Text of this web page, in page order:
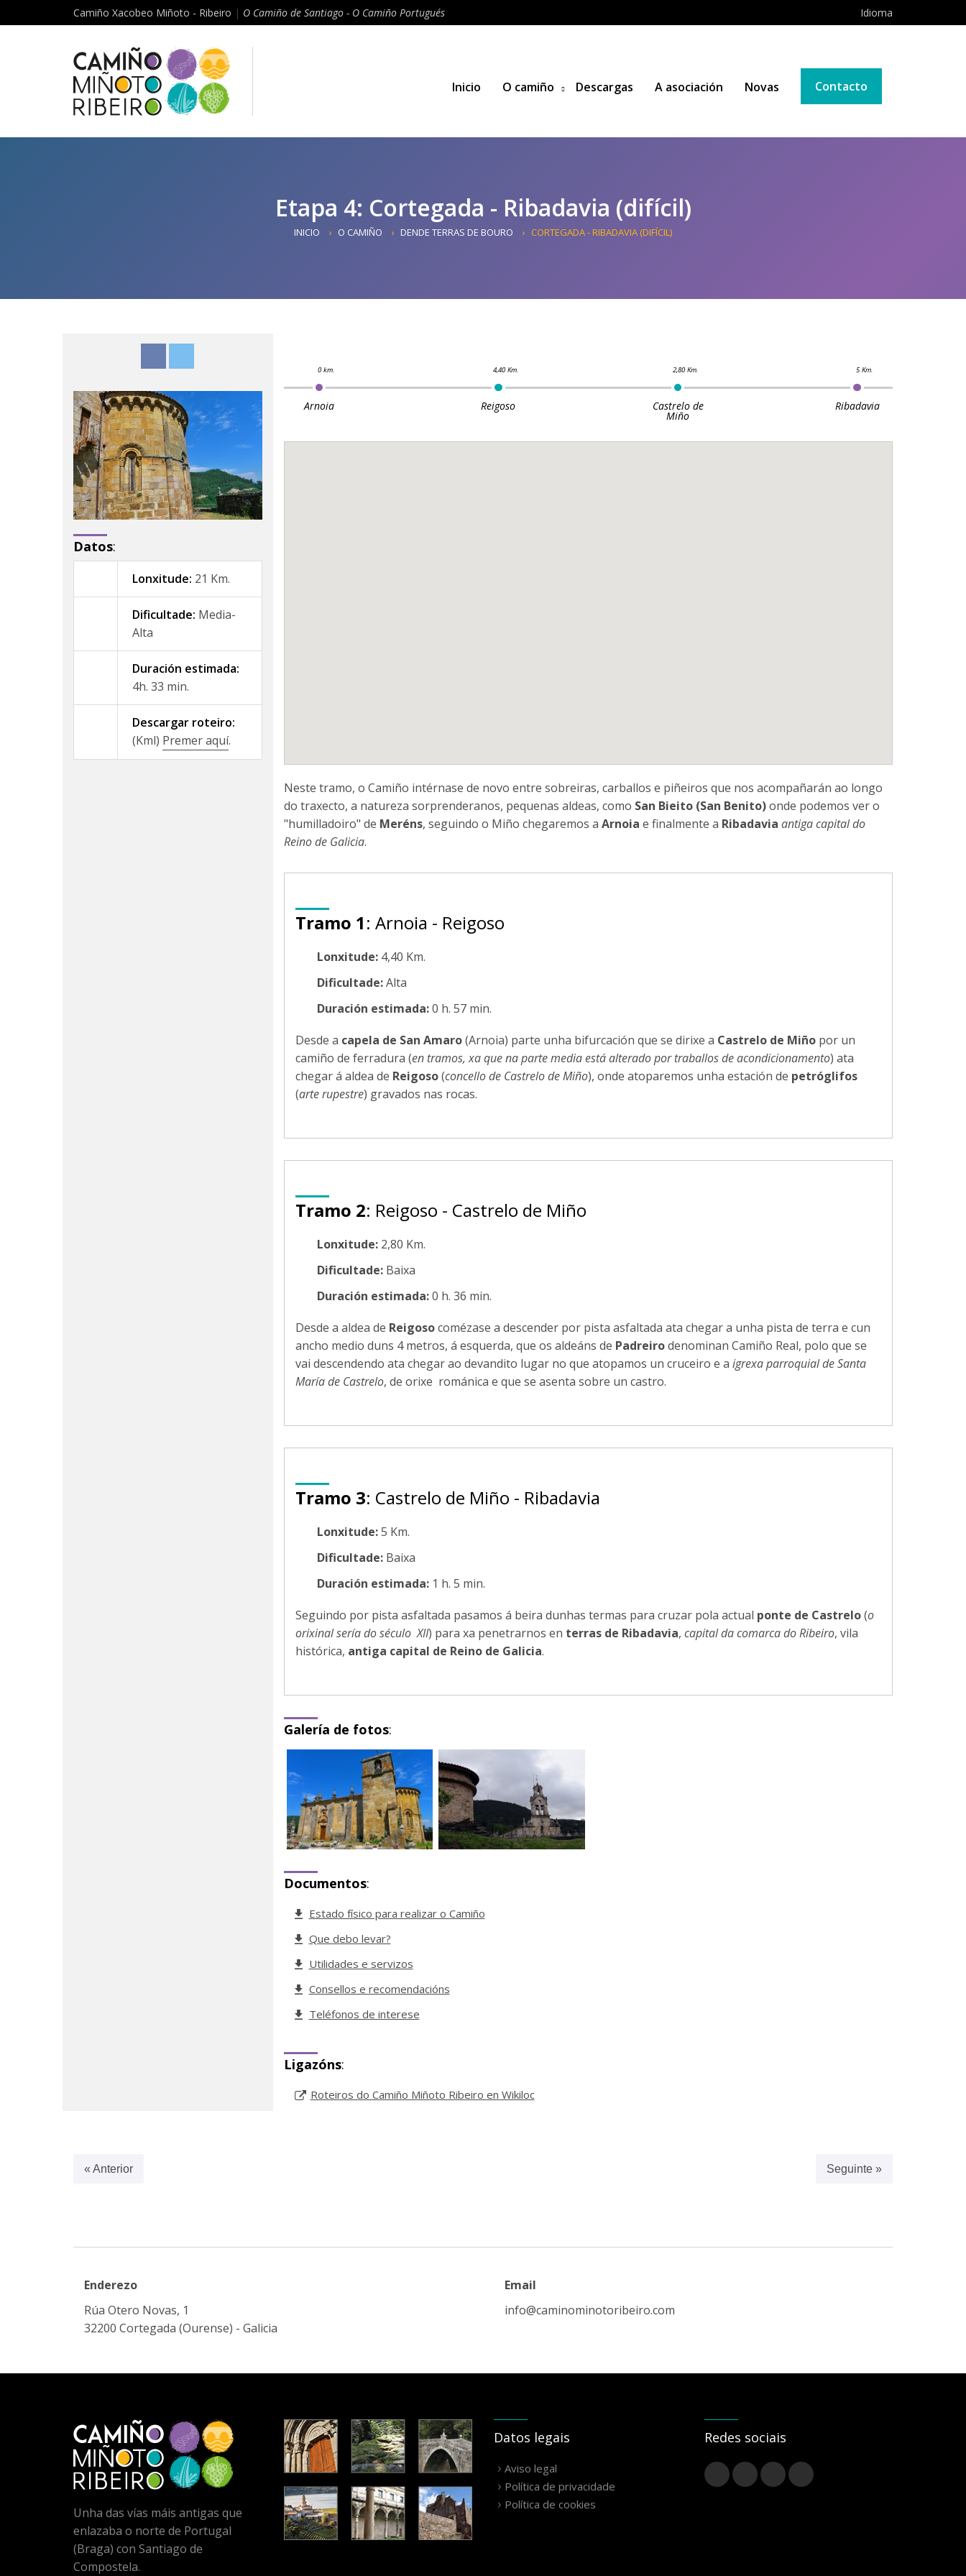
Camiño Xacobeo Miñoto - Ribeiro | O Camiño de Santiago - O Camiño Portugués Idioma
Inicio O camiño Descargas A asociación Novas Contacto
Etapa 4: Cortegada - Ribadavia (difícil)
INICIO O CAMIÑO DENDE TERRAS DE BOURO CORTEGADA - RIBADAVIA (DIFÍCIL)
Datos:
Lonxitude: 21 Km.
Dificultade: Media-
Alta
Duración estimada:
4h. 33 min.
Descargar roteiro:
(Kml) Premer aquí.
Arnoia Reigoso Castrelo de
Miño
Ribadavia
Neste tramo, o Camiño intérnase de novo entre sobreiras, carballos e piñeiros que nos acompañarán ao longo
do traxecto, a natureza sorprenderanos, pequenas aldeas, como San Bieito (San Benito)onde podemos ver o
"humilladoiro" de Meréns, seguindo o Miño chegaremos a Arnoia e finalmente a Ribadavia antiga capital do
Reino de Galicia.
Tramo 1: Arnoia - Reigoso
Lonxitude:4,40 Km.
Dificultade:Alta
Duración estimada:0 h. 57 min.
Desde a capela de San Amaro(Arnoia) parte unha bifurcación que se dirixe a Castrelo de Miñopor un
camiño de ferradura (en tramos, xa que na parte media está alterado por traballos de acondicionamento) ata
chegar á aldea de Reigoso(concello de Castrelo de Miño), onde atoparemos unha estación de petróglifos
(arte rupestre) gravados nas rocas.
Tramo 2: Reigoso - Castrelo de Miño
Lonxitude:2,80 Km.
Dificultade:Baixa
Duración estimada:0 h. 36 min.
Desde a aldea de Reigosocomézase a descender por pista asfaltada ata chegar a unha pista de terra e cun
ancho medio duns 4 metros, á esquerda, que os aldeáns de Padreirodenominan Camiño Real, polo que se
vai descendendo ata chegar ao devandito lugar no que atopamos un cruceiro e a igrexa parroquial de Santa
María de Castrelo, de orixe románica e que se asenta sobre un castro.
Tramo 3: Castrelo de Miño - Ribadavia
Lonxitude:5 Km.
Dificultade:Baixa
Duración estimada:1 h. 5 min.
Seguindo por pista asfaltada pasamos á beira dunhas termas para cruzar pola actual ponte de Castrelo(o
orixinal sería do século XII) para xa penetrarnos en terras de Ribadavia, capital da comarca do Ribeiro, vila
histórica, antiga capital de Reino de Galicia.
Galería de fotos:
Documentos:
Estado físico para realizar o Camiño
Que debo levar?
Utilidades e servizos
Consellos e recomendacións
Teléfonos de interese
Ligazóns:
Roteiros do Camiño Miñoto Ribeiro en Wikiloc
Seguinte »
« Anterior
Enderezo
Rúa Otero Novas, 1
32200 Cortegada (Ourense) - Galicia
Email
info@caminominotoribeiro.com
Unha das vías máis antigas que
enlazaba o norte de Portugal
(Braga) con Santiago de
Compostela.
Datos legais
Aviso legal
Política de privacidade
Política de cookies
Redes sociais